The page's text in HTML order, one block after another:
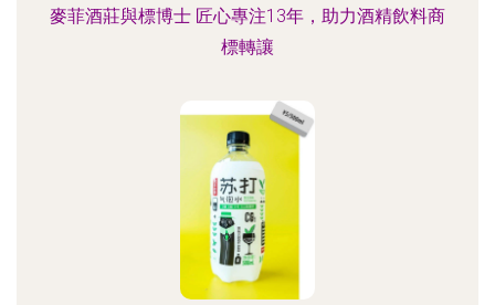
麥菲酒莊與標博士 匠心專注13年，助力酒精飲料商
標轉讓